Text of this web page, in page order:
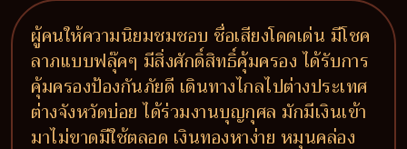
ผู้คนให้ความนิยมชมชอบ ชื่อเสียงโดดเด่น มีโชค
ลาภแบบฟลุ๊คๆ มีสิ่งศักดิ์สิทธิ์คุ้มครอง ได้รับการ
คุ้มครองป้องกันภัยดี เดินทางไกลไปต่างประเทศ
ต่างจังหวัดบ่อย ได้ร่วมงานบุญกุศล มักมีเงินเข้า
มาไม่ขาดมีใช้ตลอด เงินทองหาง่าย หมุนคล่อง